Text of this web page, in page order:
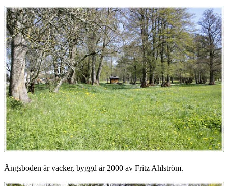
Ängsboden är vacker, byggd år 2000 av Fritz Ahlström.